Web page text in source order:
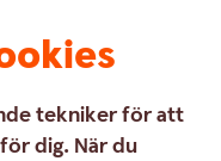
tekniker för att
dig. När du